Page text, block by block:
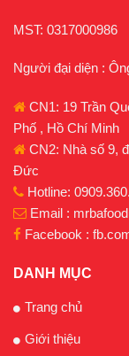
MST: 0317000986
Người đại diện :
CN1: 19 Trần
Phố , Hồ Chí Minh
CN2: Nhà số 9,
Đức
Hotline:
Email :
Facebook :
DANH MỤC
Trang chủ
Giới thiệu